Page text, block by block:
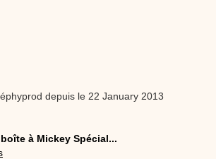
depuis le 22 January 2013
à Mickey Spécial...